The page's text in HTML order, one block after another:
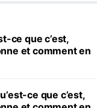
ce que c’est,
et comment en
ce que c’est,